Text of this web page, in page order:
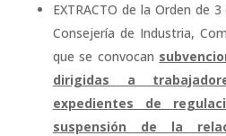
EXTRACTO de la Orden de
Consejería de Industria,
que se convocan
dirigidas a
expedientes de
suspensión de la